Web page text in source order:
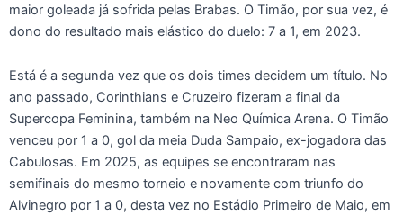
maior goleada já sofrida pelas Brabas. O Timão, por sua vez, é
dono do resultado mais elástico do duelo: 7 a 1, em 2023.
Está é a segunda vez que os dois times decidem um título. No
ano passado, Corinthians e Cruzeiro fizeram a final da
Supercopa Feminina, também na Neo Química Arena. O Timão
venceu por 1 a 0, gol da meia Duda Sampaio, ex-jogadora das
Cabulosas. Em 2025, as equipes se encontraram nas
semifinais do mesmo torneio e novamente com triunfo do
Alvinegro por 1 a 0, desta vez no Estádio Primeiro de Maio, em